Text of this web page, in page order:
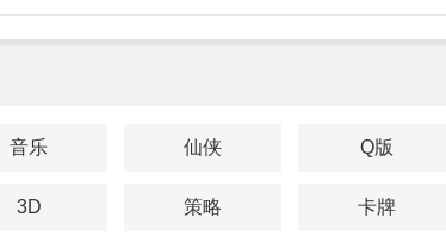
音乐 仙侠 Q版
3D 策略 卡牌